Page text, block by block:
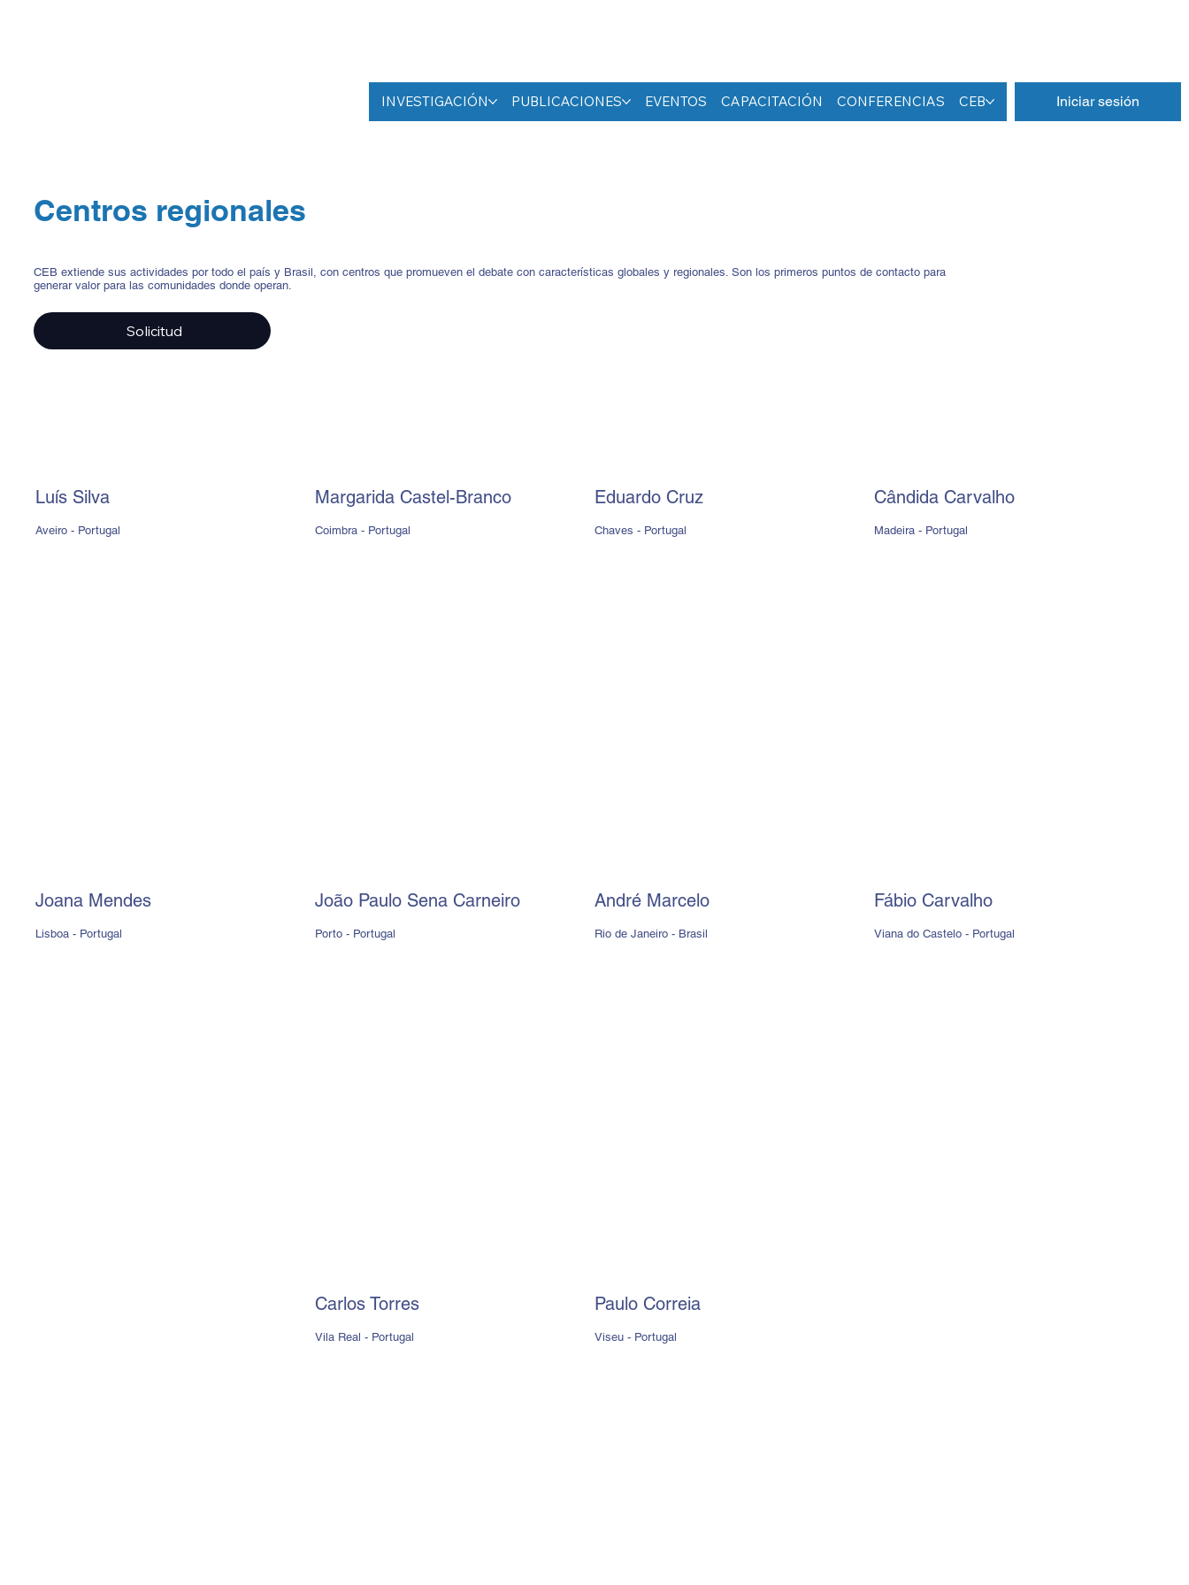
INVESTIGACIÓN PUBLICACIONES EVENTOS CAPACITACIÓN CONFERENCIAS CEB Iniciar sesión
Luís Silva
Aveiro - Portugal
Margarida Castel-Branco
Coimbra - Portugal
Eduardo Cruz
Chaves - Portugal
Cândida Carvalho
Madeira - Portugal
Joana Mendes
Lisboa - Portugal
João Paulo Sena Carneiro
Porto - Portugal
André Marcelo
Rio de Janeiro - Brasil
Fábio Carvalho
Viana do Castelo - Portugal
Carlos Torres
Vila Real - Portugal
Paulo Correia
Viseu - Portugal
Centros regionales
CEB extiende sus actividades por todo el país y Brasil, con centros que promueven el debate con características globales y regionales. Son los primeros puntos de contacto para
generar valor para las comunidades donde operan.
Solicitud